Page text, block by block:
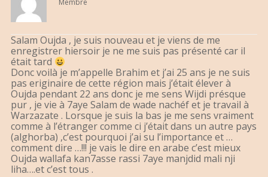
Membre
Salam Oujda , je suis nouveau et je viens de me
enregistrer hiersoir je ne me suis pas présenté car il
était tard
Donc voilà je m’appelle Brahim et j’ai 25 ans je ne suis
pas eriginaire de cette région mais j’était élever à
Oujda pendant 22 ans donc je me sens Wijdi présque
pur , je vie à 7aye Salam de wade nachéf et je travail à
Warzazate . Lorsque je suis la bas je me sens vraiment
comme à l’étranger comme ci j’était dans un autre pays
(alghorba) ,c’est pourquoi j’ai su l’importance et …
comment dire …!!! je vais le dire en arabe c’est mieux
Oujda wallafa kan7asse rassi 7aye manjdid mali nji
liha….et c’est tous .